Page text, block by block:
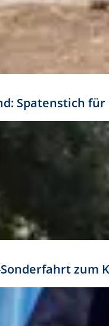
Spatenstich
Sonderfahrt